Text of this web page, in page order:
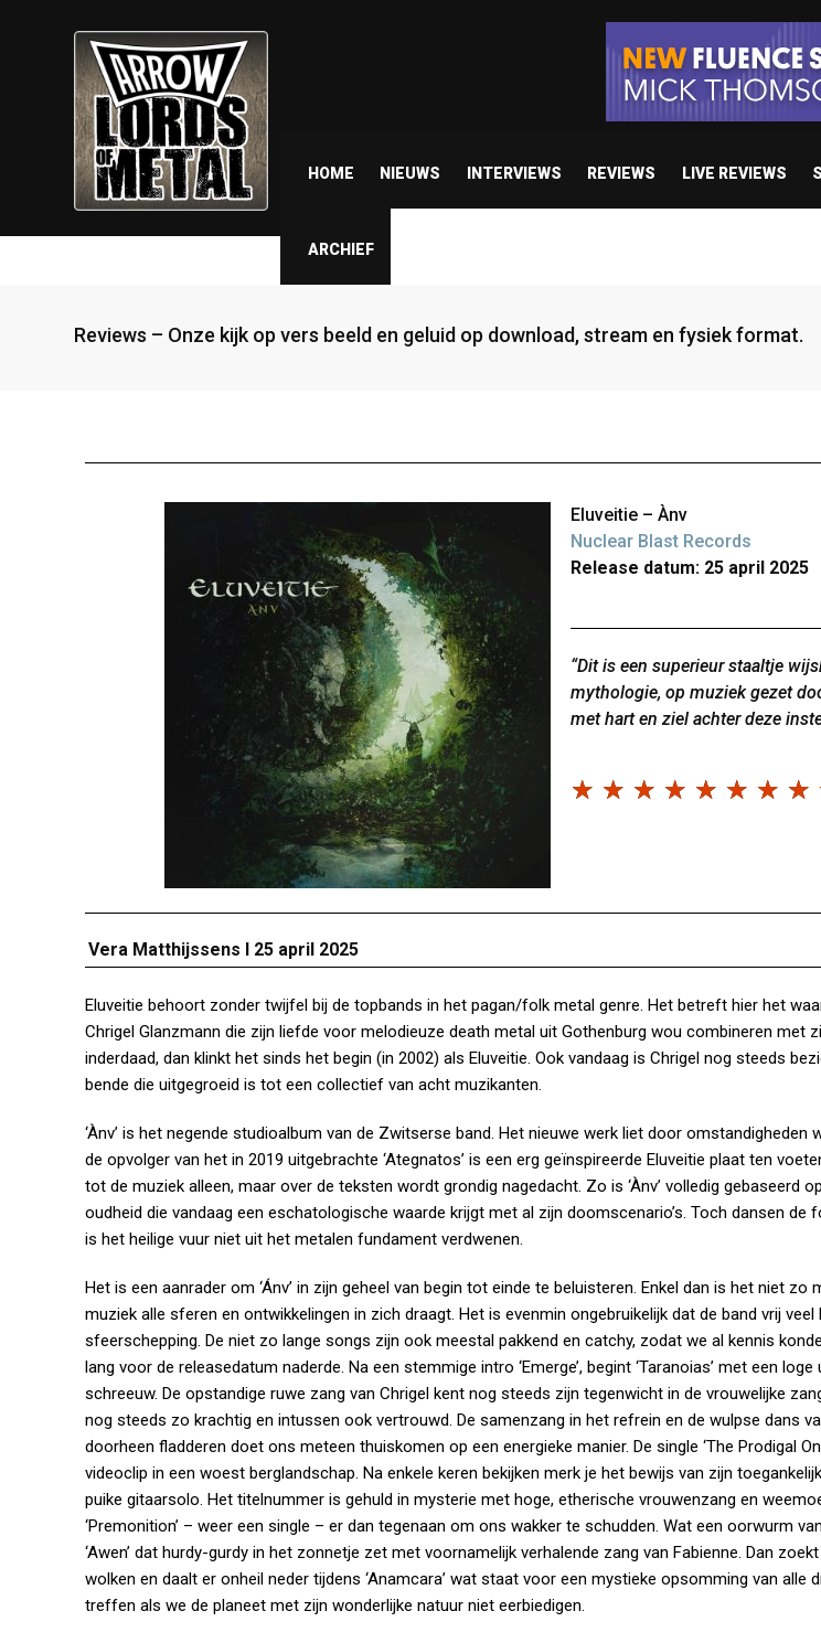
HOME NIEUWS INTERVIEWS REVIEWS LIVE REVIEWS
ARCHIEF
Reviews – Onze kijk op vers beeld en geluid op download, stream en fysiek format.
Eluveitie – Ànv
Nuclear Blast Records
Release datum: 25 april 2025
“Dit is een superieur staaltje
mythologie, op muziek gezet
met hart en ziel achter deze
☆ ☆ ☆ ☆ ☆ ☆ ☆ ☆
Vera Matthijssens I 25 april 2025
Eluveitie behoort zonder twijfel bij de topbands in het pagan/folk metal genre. Het betreft hier het
Chrigel Glanzmann die zijn liefde voor melodieuze death metal uit Gothenburg wou combineren met
inderdaad, dan klinkt het sinds het begin (in 2002) als Eluveitie. Ook vandaag is Chrigel nog steeds
bende die uitgegroeid is tot een collectief van acht muzikanten.
‘Ànv’ is het negende studioalbum van de Zwitserse band. Het nieuwe werk liet door omstandigheden
de opvolger van het in 2019 uitgebrachte ‘Ategnatos’ is een erg geïnspireerde Eluveitie plaat ten
tot de muziek alleen, maar over de teksten wordt grondig nagedacht. Zo is ‘Ànv’ volledig gebaseerd
oudheid die vandaag een eschatologische waarde krijgt met al zijn doomscenario’s. Toch dansen de
is het heilige vuur niet uit het metalen fundament verdwenen.
Het is een aanrader om ‘Ánv’ in zijn geheel van begin tot einde te beluisteren. Enkel dan is het niet zo
muziek alle sferen en ontwikkelingen in zich draagt. Het is evenmin ongebruikelijk dat de band vrij
sfeerschepping. De niet zo lange songs zijn ook meestal pakkend en catchy, zodat we al kennis
lang voor de releasedatum naderde. Na een stemmige intro ‘Emerge’, begint ‘Taranoias’ met een
schreeuw. De opstandige ruwe zang van Chrigel kent nog steeds zijn tegenwicht in de vrouwelijke
nog steeds zo krachtig en intussen ook vertrouwd. De samenzang in het refrein en de wulpse dans
doorheen fladderen doet ons meteen thuiskomen op een energieke manier. De single ‘The Prodigal
videoclip in een woest berglandschap. Na enkele keren bekijken merk je het bewijs van zijn
puike gitaarsolo. Het titelnummer is gehuld in mysterie met hoge, etherische vrouwenzang en
‘Premonition’ – weer een single – er dan tegenaan om ons wakker te schudden. Wat een oorwurm
‘Awen’ dat hurdy-gurdy in het zonnetje zet met voornamelijk verhalende zang van Fabienne. Dan
wolken en daalt er onheil neder tijdens ‘Anamcara’ wat staat voor een mystieke opsomming van alle
treffen als we de planeet met zijn wonderlijke natuur niet eerbiedigen.